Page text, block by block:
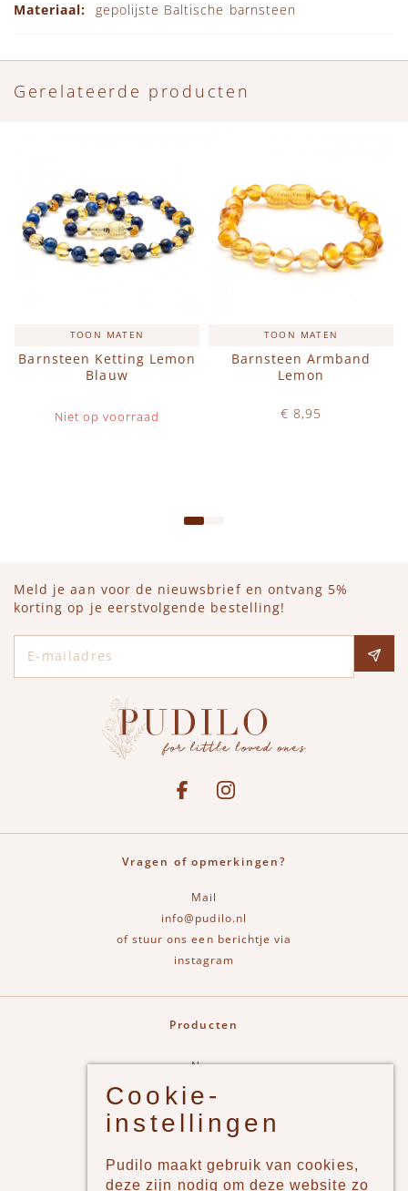
gepolijste Baltische barnsteen
Gerelateerde producten
TOON MATEN
Barnsteen Ketting Lemon
Blauw
Niet op voorraad
TOON MATEN
Barnsteen Armband
Lemon
€ 8,95
Meld je aan voor de nieuwsbrief en ontvang 5%
korting op je eerstvolgende bestelling!
See our FacebookBekijk onze Instagram pagina
Vragen of opmerkingen?
Mail
info@pudilo.nl
of stuur ons een berichtje via
instagram
Producten
New
Jongens
Meisjes
Merken
Cookie-
instellingen
Pudilo maakt gebruik van cookies,
deze zijn nodig om deze website zo